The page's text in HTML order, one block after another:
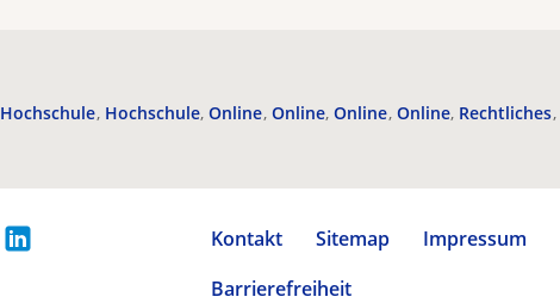
Hochschule Hochschule Online Online Online Online Rechtliches
Kontakt Sitemap Impressum
Barrierefreiheit